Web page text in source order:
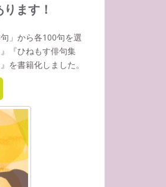
ます！
」から各100句を選
『ひねもす俳句集
を書籍化しました。